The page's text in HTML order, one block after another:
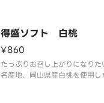
得盛ソフト 白桃
¥860
たっぷりお召し上がりになり
名産地、岡山県産白桃を使用